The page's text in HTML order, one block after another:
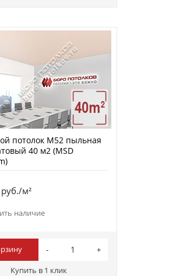
потолок M52 пыльная
40 м2 (MSD
м²
наличие
Купить в 1 клик